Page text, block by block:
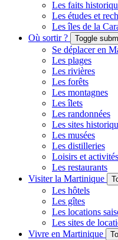
Les faits
Les études et
Les îles de la
Où sortir ?
Toggle
Se déplacer en
Les plages
Les rivières
Les forêts
Les montagnes
Les îlets
Les randonnées
Les sites
Les musées
Les distilleries
Loisirs et activités
Les restaurants
Visiter la Martinique
Les hôtels
Les gîtes
Les locations
Les sites de
Vivre en Martinique